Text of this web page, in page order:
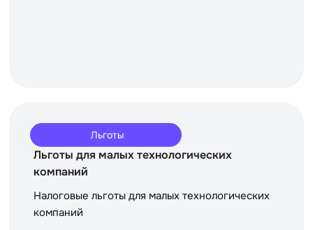
Льготы
Льготы для малых технологических
компаний
Налоговые льготы для малых технологических
компаний